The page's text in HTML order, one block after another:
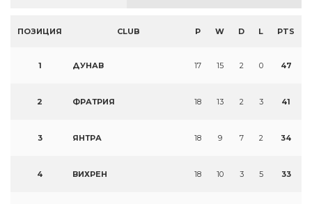
ПОЗИЦИЯ CLUB P W D L PTS
1 ДУНАВ 17 15 2 0 47
2 ФРАТРИЯ 18 13 2 3 41
3 ЯНТРА 18 9 7 2 34
4 ВИХРЕН 18 10 3 5 33